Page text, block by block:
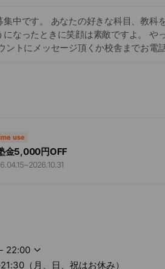
集中です。 あなたの好きな科目、教科
になったときに笑顔は素敵ですよ。 や
ントにメッセージ頂くか校舎までお
use
金5,000円OFF
~2026.10.31
22:00
（月、日、祝はお休み）